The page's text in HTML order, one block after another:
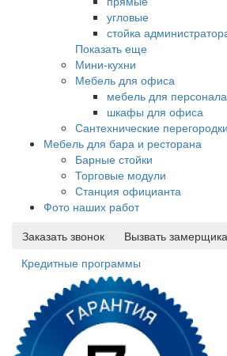
угловые
стойка
Показать еще
Мини-кухни
Мебель для офиса
мебель для персонала
шкафы для офиса
Сантехнические перегородки
Мебель для бара и ресторана
Барные стойки
Торговые модули
Станция официанта
Фото наших работ
Заказать звонок
Вызвать замерщика
Кредитные программы